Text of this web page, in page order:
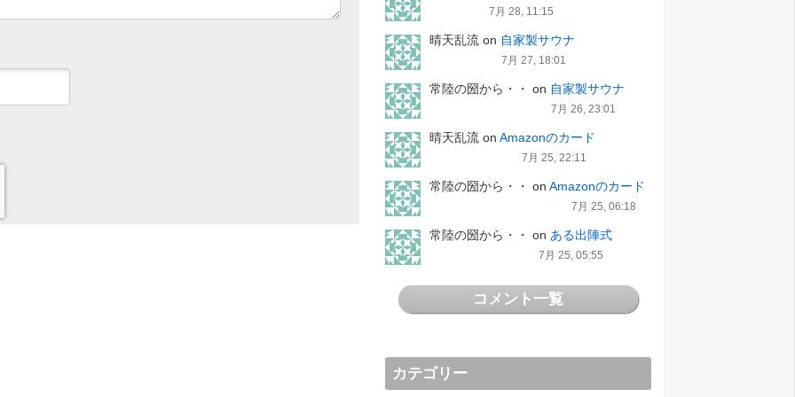
7月 28, 11:15
晴天乱流 on 自家製サウナ
7月 27, 18:01
常陸の圀から・・ on 自家製サウナ
7月 26, 23:01
晴天乱流 on Amazonのカード
7月 25, 22:11
常陸の圀から・・ on Amazonのカード
7月 25, 06:18
常陸の圀から・・ on ある出陣式
7月 25, 05:55
コメント一覧
カテゴリー